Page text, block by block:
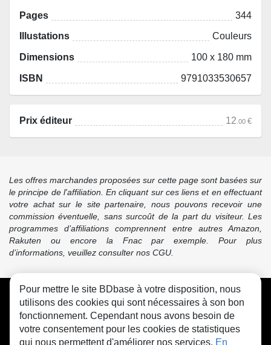
Pages 344
Illustations Couleurs
Dimensions 100 x 180 mm
ISBN 9791033530657
Prix éditeur 12 .00 €
Les offres marchandes proposées sur cette page sont basées sur
le principe de l'affiliation. En cliquant sur ces liens et en effectuant
votre achat sur le site partenaire, nous pouvons recevoir une
commission éventuelle, sans surcoût de la part du visiteur. Les
programmes d’affiliations comprennent entre autres Amazon,
Rakuten ou encore la Fnac par exemple. Pour plus
d’informations, veuillez consulter nos CGU.
CGU FAQ Contact Cookies
Pour mettre le site BDbase à votre disposition, nous
utilisons des cookies qui sont nécessaires à son bon
fonctionnement. Cependant nous avons besoin de
votre consentement pour les cookies de statistiques
qui nous permettent d'améliorer nos services. En